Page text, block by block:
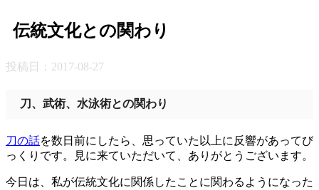
伝統文化との関わり
投稿日： 2017-08-27
刀、武術、水泳術との関わり
刀の話を数日前にしたら、思っていた以上に反響があってび
っくりです。見に来ていただいて、ありがとうございます。
今日は、私が伝統文化に関係したことに関わるようになった